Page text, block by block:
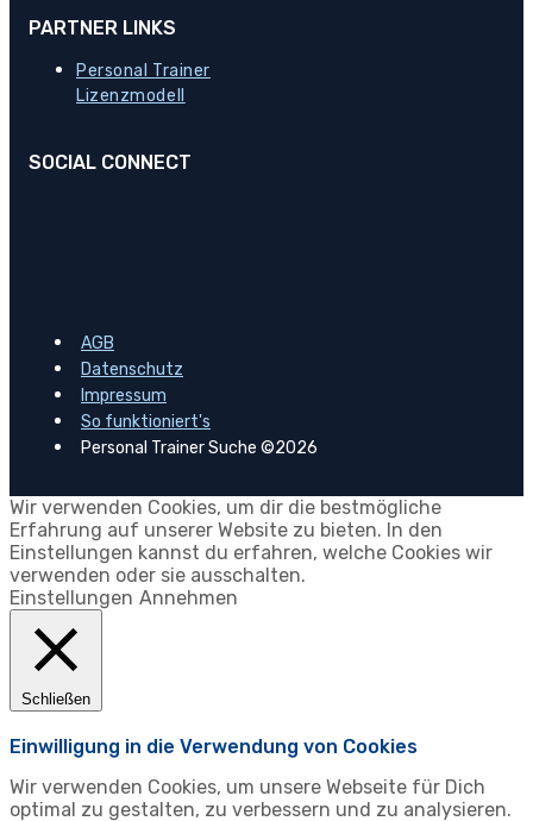
PARTNER LINKS
Personal Trainer
Lizenzmodell
SOCIAL CONNECT
AGB
Datenschutz
Impressum
So funktioniert's
Personal Trainer Suche ©2026
Wir verwenden Cookies, um dir die bestmögliche
Erfahrung auf unserer Website zu bieten. In den
Einstellungen kannst du erfahren, welche Cookies wir
verwenden oder sie ausschalten.
Einstellungen Annehmen
Schließen
Einwilligung in die Verwendung von Cookies
Wir verwenden Cookies, um unsere Webseite für Dich
optimal zu gestalten, zu verbessern und zu analysieren.